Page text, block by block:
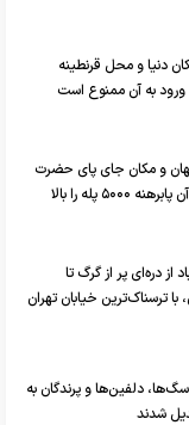
دنیا و محل قرنطینه
ورود به آن ممنوع است
و مکان جای پای حضرت
آدم که زائران برای رسیدن به آن پابرهنه ۵۰۰۰ پله را بالا
از دره‌ای پر از گرگ تا
ترسناک‌ترین خیابان تهران
دلفین‌ها و پرندگان به
شدند